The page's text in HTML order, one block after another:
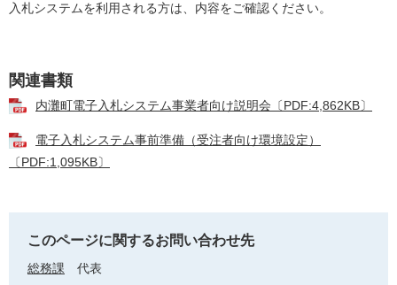
入札システムを利用される方は、内容をご確認ください。
関連書類
内灘町電子入札システム事業者向け説明会〔PDF:4,862KB〕
電子入札システム事前準備（受注者向け環境設定）
〔PDF:1,095KB〕
このページに関するお問い合わせ先
総務課
代表